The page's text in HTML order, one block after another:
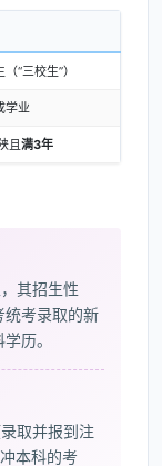
“三校生”）
学业
且 满3年
其招生性
统考录取的新
历。
取并报到注
本科的考